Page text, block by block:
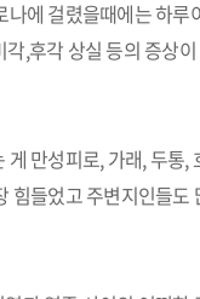
에 걸렸을때에는 하
,후각 상실 등의 증상
게 만성피로, 가래, 두통,
힘들었고 주변지인들